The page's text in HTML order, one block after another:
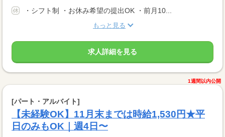
・シフト制 ・お休み希望の提出OK ・前月10...
もっと見る
求人詳細を見る
1週間以内公開
[パート・アルバイト]
【未経験OK】11月末までは時給1,530円★平
日のみもOK｜週4日〜